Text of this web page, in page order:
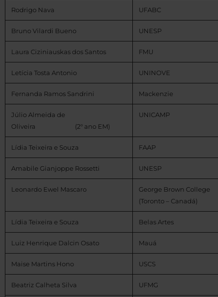
Rodrigo Nava UFABC
Bruno Vilardi Bueno UNESP
Laura Ciziniauskas dos Santos FMU
Letícia Tosta Antonio UNINOVE
Fernanda Ramos Sandrini Mackenzie
Júlio Almeida de
Oliveira (2° ano EM)
UNICAMP
Lídia Teixeira e Souza FAAP
Amabile Gianjoppe Rossetti UNESP
Leonardo Ewel Mascaro
George Brown College
(Toronto – Canadá)
Lídia Teixeira e Souza Belas Artes
Luiz Henrique Dalcin Osato Mauá
Maise Martins Hono USCS
Beatriz Calheta Silva UFMG